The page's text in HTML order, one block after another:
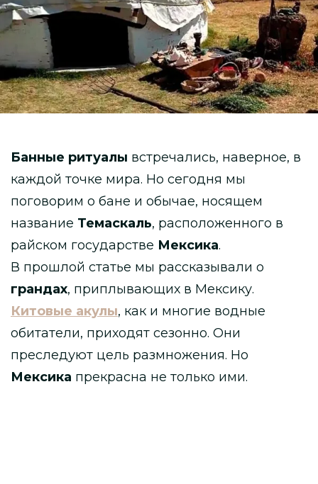
Банные ритуалы встречались, наверное, в
каждой точке мира. Но сегодня мы
поговорим о бане и обычае, носящем
название Темаскаль, расположенного в
райском государстве Мексика.
В прошлой статье мы рассказывали о
грандах, приплывающих в Мексику.
Китовые акулы, как и многие водные
обитатели, приходят сезонно. Они
преследуют цель размножения. Но
Мексика прекрасна не только ими.